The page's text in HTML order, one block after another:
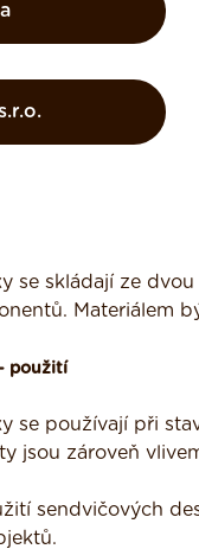
se skládají ze
Materiálem
použití
se používají při
jsou zároveň
sendvičových